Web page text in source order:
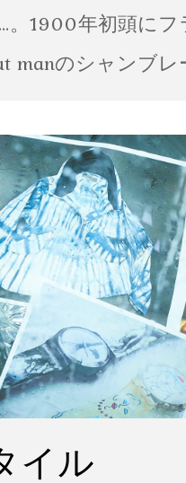
1900年初頭に
manのシャンブ
イル